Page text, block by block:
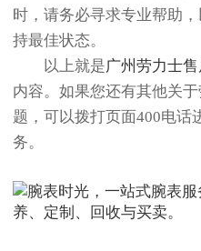
时，请务必寻求专业帮助
持最佳状态。
以上就是广州劳力士
内容。如果您还有其他关
题，可以拨打页面400电话
务。